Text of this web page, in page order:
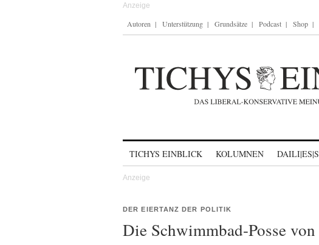
Autoren Unterstützung Grundsätze Podcast Shop
TICHYS EINBLICK KOLUMNEN
DER EIERTANZ DER POLITIK
Die Schwimmbad-Posse